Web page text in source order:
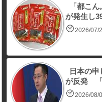
「都こ
が発生し
2026/07/
日本の
が反発 「
2026/08/